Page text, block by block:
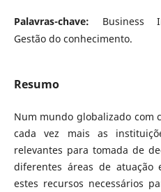
Palavras-chave: Business
Gestão do conhecimento.
Resumo
Num mundo globalizado com
cada vez mais as
relevantes para tomada de
diferentes áreas de atuação
estes recursos necessários